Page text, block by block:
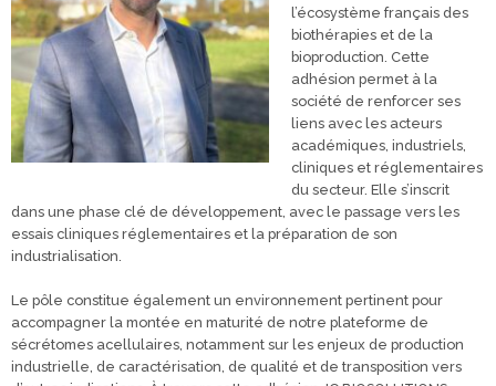
l’écosystème français des
biothérapies et de la
bioproduction. Cette
adhésion permet à la
société de renforcer ses
liens avec les acteurs
académiques, industriels,
cliniques et réglementaires
du secteur. Elle s’inscrit
dans une phase clé de développement, avec le passage vers les
essais cliniques réglementaires et la préparation de son
industrialisation.
Le pôle constitue également un environnement pertinent pour
accompagner la montée en maturité de notre plateforme de
sécrétomes acellulaires, notamment sur les enjeux de production
industrielle, de caractérisation, de qualité et de transposition vers